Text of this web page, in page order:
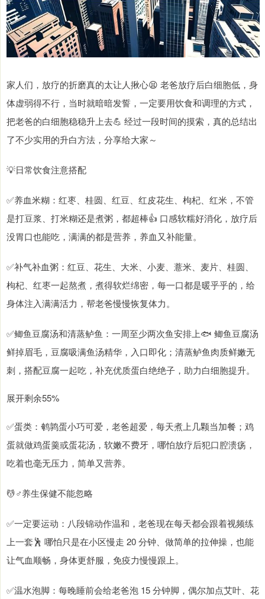
家人们，放疗的折磨真的太让人揪心😫 老爸放疗后白细胞低，身
体虚弱得不行，当时就暗暗发誓，一定要用饮食和调理的方式，
把老爸的白细胞稳稳升上去💪 经过一段时间的摸索，真的总结出
了不少实用的升白方法，分享给大家～
💡日常饮食注意搭配
✅养血米糊：红枣、桂圆、红豆、红皮花生、枸杞、红米，不管
是打豆浆、打米糊还是煮粥，都超棒👍 口感软糯好消化，放疗后
没胃口也能吃，满满的都是营养，养血又补能量。
✅补气补血粥：红豆、花生、大米、小麦、薏米、麦片、桂圆、
枸杞、红枣一起熬煮，煮得软烂绵密，每一口都是暖乎乎的，给
身体注入满满活力，帮老爸慢慢恢复体力。
✅鲫鱼豆腐汤和清蒸鲈鱼：一周至少两次鱼安排上🐟 鲫鱼豆腐汤
鲜掉眉毛，豆腐吸满鱼汤精华，入口即化；清蒸鲈鱼肉质鲜嫩无
刺，搭配豆腐一起吃，补充优质蛋白绝绝子，助力白细胞提升。
展开剩余55%
✅蛋类：鹌鹑蛋小巧可爱，老爸超爱，每天煮上几颗当加餐；鸡
蛋就做鸡蛋羹或蛋花汤，软嫩不费牙，哪怕放疗后犯口腔溃疡，
吃着也毫无压力，简单又营养。
💆♂️养生保健不能忽略
✅一定要运动：八段锦动作温和，老爸现在每天都会跟着视频练
上一套🕺 哪怕只是在小区慢走 20 分钟、做简单的拉伸操，也能
让气血顺畅，身体更舒服，免疫力慢慢跟上。
✅温水泡脚：每晚睡前会给老爸泡 15 分钟脚，偶尔加点艾叶、花